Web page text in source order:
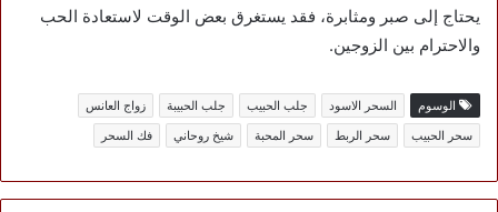
يحتاج إلى صبر ومثابرة، فقد يستغرق بعض الوقت لاستعادة الحب
والاحترام بين الزوجين.
الوسوم السحر الاسود جلب الحبيب جلب الحبيبة
زواج العانس
سحر الحبيب
سحر الربط سحر المحبة شيخ روحاني فك السحر